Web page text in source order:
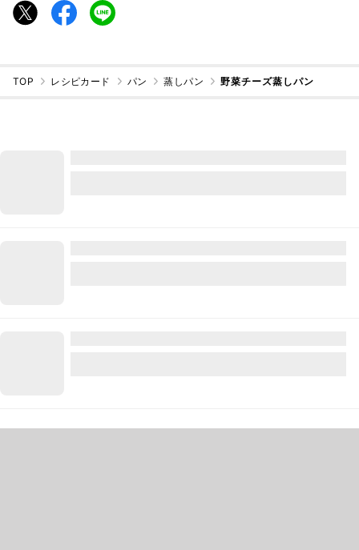
TOP レシピカード パン 蒸しパン 野菜チーズ蒸しパン